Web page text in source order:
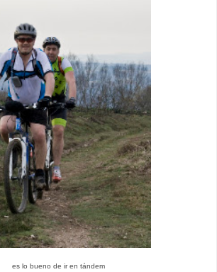
es lo bueno de ir en tándem